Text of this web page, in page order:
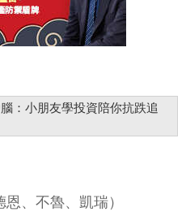
：小朋友學投資陪你抗跌追
、不魯、凱瑞）